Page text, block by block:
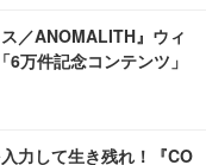
／ANOMALITH』ウィ
6万件記念コンテンツ」
力して生き残れ！『CO